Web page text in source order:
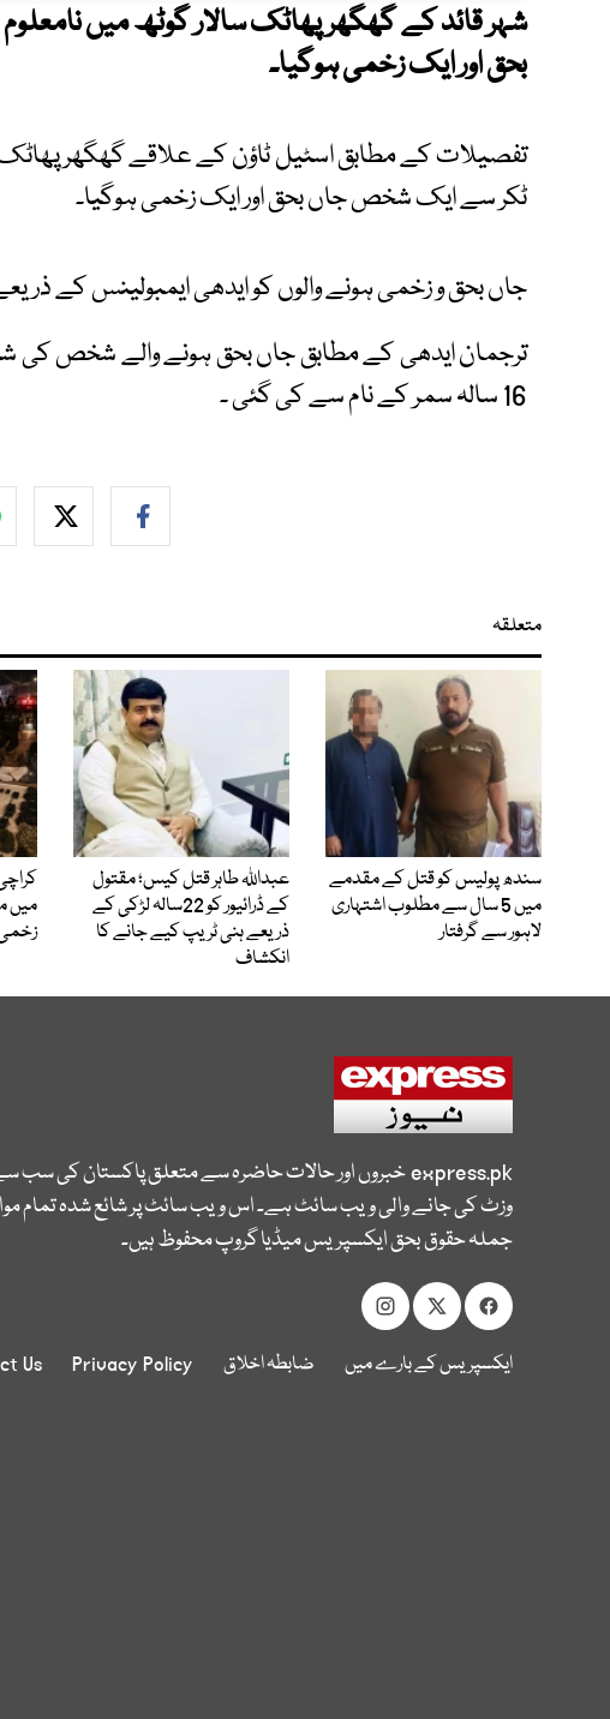
شہر قائد کے گھگھر پھاٹک سالار گوٹھ میں
بحق اور ایک زخمی ہوگیا۔
تفصیلات کے مطابق اسٹیل ٹاؤن کے علاقے گھگھر پھاٹک
ٹکر سے ایک شخص جاں بحق اور ایک زخمی ہوگیا۔
جاں بحق و زخمی ہونے والوں کو ایدھی ایمبولینس کے
16 سالہ سمر کے نام سے کی گئی ۔
متعلقہ
سندھ پولیس کو قتل کے مقدمے
میں 5 سال سے مطلوب اشتہاری
لاہور سے گرفتار
عبداللہ طاہر قتل کیس؛ مقتول
کے ڈرائیور کو 22سالہ لڑکی کے
ذریعے ہنی ٹریپ کیے جانے کا
انکشاف
زخمی
express.pkخبروں اور حالات حاضرہ سے متعلق پاکستان کی سب
وزٹ کی جانے والی ویب سائٹ ہے۔ اس ویب سائٹ پر شائع شدہ تمام
جملہ حقوق بحق ایکسپریس میڈیا گروپ محفوظ ہیں۔
ایکسپریس کے بارے میں ضابطہ اخلاق Privacy Policy
Us